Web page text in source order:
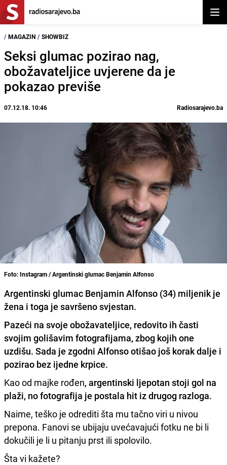
/ MAGAZIN / SHOWBIZ
Seksi glumac pozirao nag,
obožavateljice uvjerene da je
pokazao previše
07.12.18. 10:46 Radiosarajevo.ba
Foto: Instagram / Argentinski glumac Benjamin Alfonso
Argentinski glumac Benjamin Alfonso (34) miljenik je
žena i toga je savršeno svjestan.
Pazeći na svoje obožavateljice, redovito ih časti
svojim golišavim fotografijama, zbog kojih one
uzdišu. Sada je zgodni Alfonso otišao još korak dalje i
pozirao bez ijedne krpice.
Kao od majke rođen, argentinski ljepotan stoji gol na
plaži, no fotografija je postala hit iz drugog razloga.
Naime, teško je odrediti šta mu tačno viri u nivou
prepona. Fanovi se ubijaju uvećavajući fotku ne bi li
dokučili je li u pitanju prst ili spolovilo.
Šta vi kažete?